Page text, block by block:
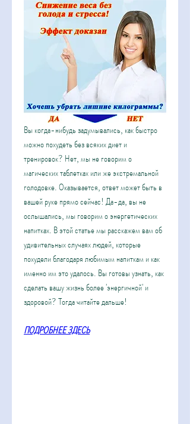
Вы когда-нибудь задумывались, как быстро
можно похудеть без всяких диет и
тренировок? Нет, мы не говорим о
магических таблетках или же экстремальной
голодовке. Оказывается, ответ может быть в
вашей руке прямо сейчас! Да-да, вы не
ослышались, мы говорим о энергетических
напитках. В этой статье мы расскажем вам об
удивительных случаях людей, которые
похудели благодаря любимым напиткам и как
именно им это удалось. Вы готовы узнать, как
сделать вашу жизнь более 'энергичной' и
здоровой? Тогда читайте дальше!
ПОДРОБНЕЕ ЗДЕСЬ